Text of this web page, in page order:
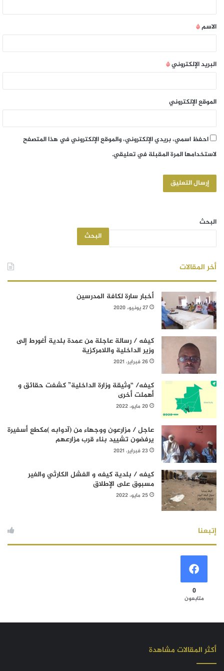
الاسم*
البريد الإلكتروني*
الموقع الإلكتروني
احفظ اسمي، بريدي الإلكتروني، والموقع الإلكتروني في هذا المتصفح
لاستخدامها المرة المقبلة في تعليقي.
البحث
البحث
أخر المقالات
أخبار سارة لكافة المدرسين
27 يونيو، 2020
كيفه / رسالة عاجلة من عمدة بلدية أغورط إلى
وزير الداخلية واللامركزية
26 فبراير، 2021
كيفه/ “وثيقة وزارة الداخلية” كشفت حقائق و
أهملت أخرى
20 مايو، 2022
عاجل / مزارعون ووجهاء من (آدوابه )مكطع أسفيرة
يرفضون تشييد بناء قرب مزارعهم
23 فبراير، 2021
كيفه / بلدية كيفه و الفشل الكارثي والغير
مسبوق على الإطلاق
25 مايو، 2022
إتبعنا
0
متابعون
أكثر المقالات مشاهدة